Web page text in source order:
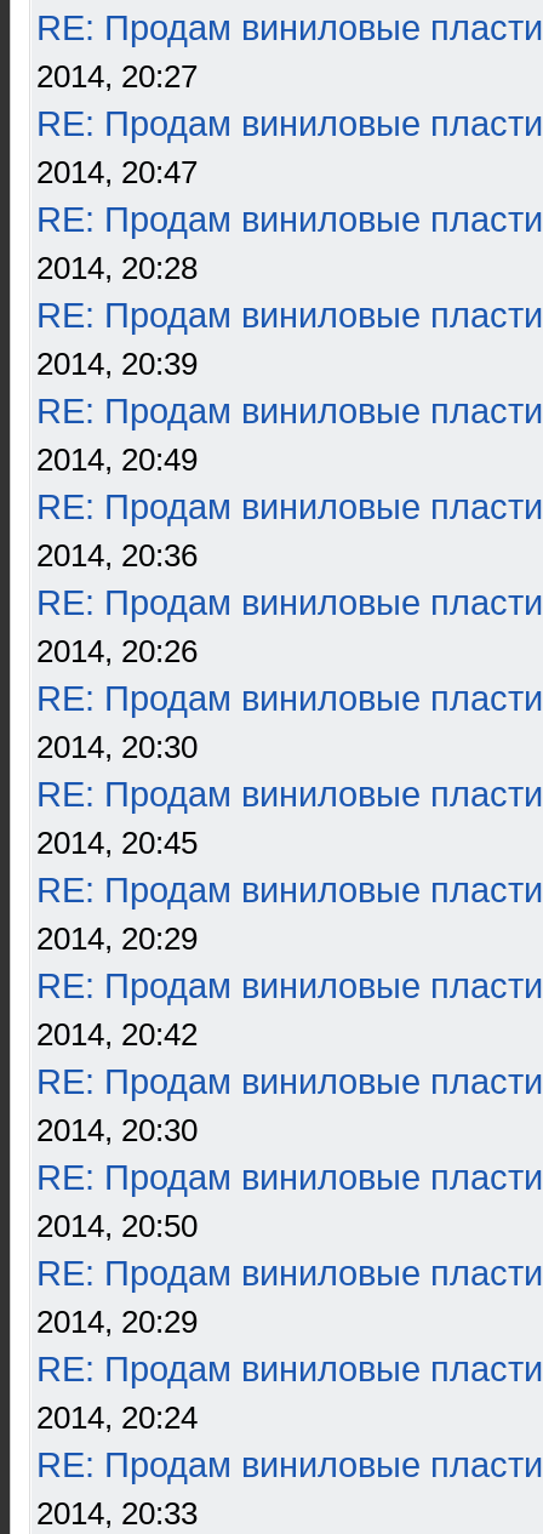
RE: Продам виниловые
2014, 20:27
RE: Продам виниловые
2014, 20:47
RE: Продам виниловые
2014, 20:28
RE: Продам виниловые
2014, 20:39
RE: Продам виниловые
2014, 20:49
RE: Продам виниловые
2014, 20:36
RE: Продам виниловые
2014, 20:26
RE: Продам виниловые
2014, 20:30
RE: Продам виниловые
2014, 20:45
RE: Продам виниловые
2014, 20:29
RE: Продам виниловые
2014, 20:42
RE: Продам виниловые
2014, 20:30
RE: Продам виниловые
2014, 20:50
RE: Продам виниловые
2014, 20:29
RE: Продам виниловые
2014, 20:24
RE: Продам виниловые
2014, 20:33